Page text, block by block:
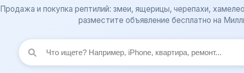
Продажа и покупка рептилий: змеи, ящерицы, черепахи,
разместите объявление бесплатно на